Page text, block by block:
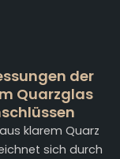
der
Quarzglas
klarem Quarz
sich durch